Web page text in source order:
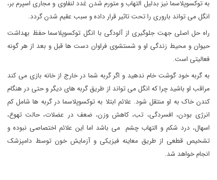
به توکسوپلاسما نیز بدلیل التهاب و متورم شدن غدد لنفاوی و مجاری اسپرم بر،
انگل می تواند باروری را تحت تاثیر قرار داده و سبب عقیم شدن گردد.
راه حل اصلی جهت جلوگیری از آلودگی با انگل توکسوپلاسما حفظ بهداشت
حیوان و محیط زندگی او و شستشوی فراوان دست ها قبل و بعد از هر گونه
فعالیتی است.
به گربه خود گوشت خام ندهید و اگر گربه شما در خارج از خانه بازی می کند
مراقب او باشید چرا که انگل می تواند از طریق گربه های دیگر و حتی در هنگام
کندن خاک به او منتقل شود. علائم ابتلا به توکسوپلاسما در گربه ها شامل کم
انرژی بودن، افسردگی، تب، کاهش وزن، ضعف در عضلات، حالت تهوع،
اسهال، درد شکم و التهاب چشم می باشد اما این علائم اختصاصی نبوده و
تشخیص قطعی از طریق معاینه فیزیکی و آزمایش خون توسط دامپزشک
انجام خواهد شد.